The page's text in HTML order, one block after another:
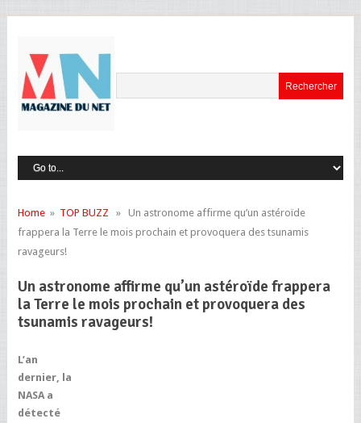
Home» TOP BUZZ » Un astronome affirme qu’un astéroïde
frappera la Terre le mois prochain et provoquera des tsunamis
ravageurs!
Un astronome affirme qu’un astéroïde frappera
la Terre le mois prochain et provoquera des
tsunamis ravageurs!
L’an
dernier, la
NASA a
détecté